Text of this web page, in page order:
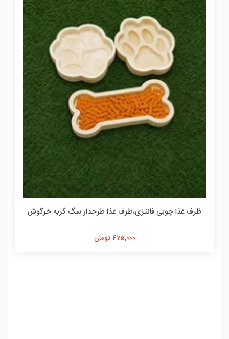
ظرف غذا چوبی فانتزی،ظرف غذا طرحدار سگ گربه خرگوش
475,000 تومان